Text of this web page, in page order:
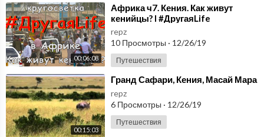
00:06:08
⁣Африка ч7. Кения. Как живут
кенийцы? l #ДругаяLife
repz
10 Просмотры · 12/26/19
Путешествия
00:15:03
⁣Гранд Сафари, Кения, Масай Мара
repz
6 Просмотры · 12/26/19
Путешествия